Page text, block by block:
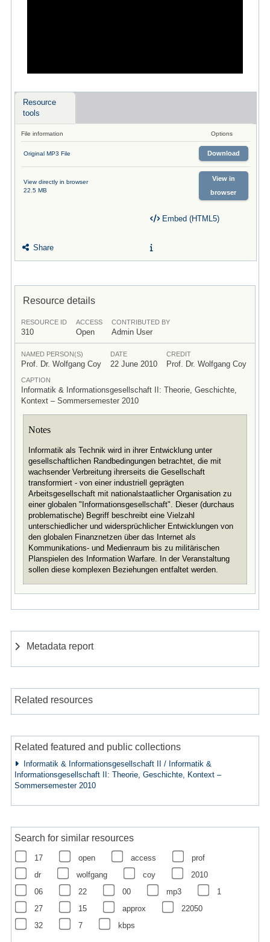
Resource
tools
File information Options
Original MP3 File Download
View directly in browser
22.5 MB
View in
browser
Share
Embed (HTML5)
Resource details
RESOURCE ID
310
ACCESS
Open
CONTRIBUTED BY
Admin User
NAMED PERSON(S)
Prof. Dr. Wolfgang Coy
DATE
22 June 2010
CREDIT
Prof. Dr. Wolfgang Coy
CAPTION
Informatik & Informationsgesellschaft II: Theorie, Geschichte,
Kontext – Sommersemester 2010
Notes
Informatik als Technik wird in ihrer Entwicklung unter
gesellschaftlichen Randbedingungen betrachtet, die mit
wachsender Verbreitung ihrerseits die Gesellschaft
transformiert - von einer industriell geprägten
Arbeitsgesellschaft mit nationalstaatlicher Organisation zu
einer globalen "Informationsgesellschaft". Dieser (durchaus
problematische) Begriff beschreibt eine Vielzahl
unterschiedlicher und widersprüchlicher Entwicklungen von
den globalen Finanznetzen über das Internet als
Kommunikations- und Medienraum bis zu militärischen
Planspielen des Information Warfare. In der Veranstaltung
sollen diese komplexen Beziehungen entfaltet werden.
Metadata report
Related resources
Related featured and public collections
Informatik & Informationsgesellschaft II / Informatik &
Informationsgesellschaft II: Theorie, Geschichte, Kontext –
Sommersemester 2010
Search for similar resources
17 open access
prof
dr
wolfgang coy
2010
06
22 00 mp3
1
27
15 approx
22050
32
7 kbps